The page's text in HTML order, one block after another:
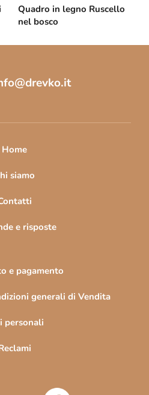
Quadro in legno Ruscello
nel bosco
@drevko.it
Home
siamo
e risposte
e pagamento
generali di Vendita
personali